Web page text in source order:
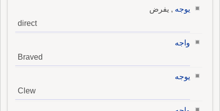
يوجه , يفرض
direct
واجه
Braved
يوجه
Clew